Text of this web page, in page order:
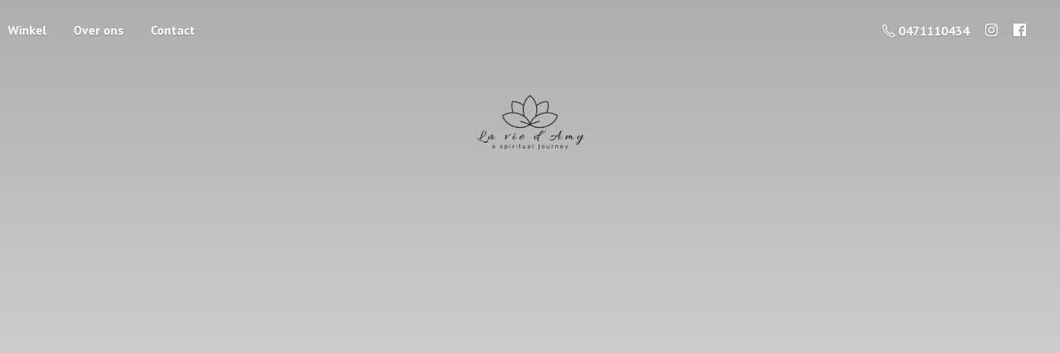
Winkel Over ons Contact 0471110434